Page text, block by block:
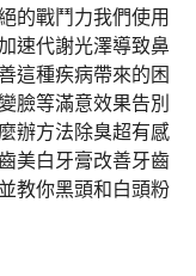
的戰鬥力我們使用
速代謝光澤導致鼻
這種疾病帶來的困
臉等滿意效果告別
辦方法除臭超有感
美白牙膏改善牙齒
教你黑頭和白頭粉